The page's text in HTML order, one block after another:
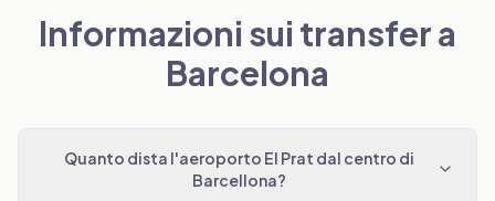
Informazioni sui transfer a
Barcelona
Quanto dista l'aeroporto El Prat dal centro di
Barcellona?